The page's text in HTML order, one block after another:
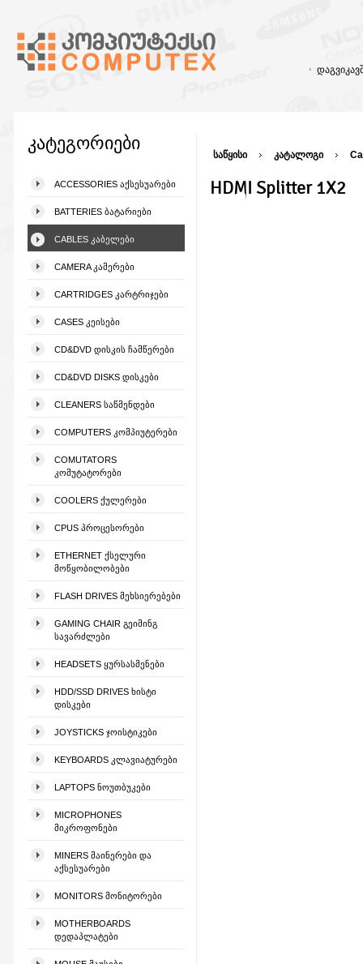
კატეგორიები
ACCESSORIES ᲐᲥᲡᲔᲡᲣᲐᲠᲔᲑᲘ
BATTERIES ᲑᲐᲢᲐᲠᲘᲔᲑᲘ
CABLES ᲙᲐᲑᲔᲚᲔᲑᲘ
CAMERA ᲙᲐᲛᲔᲠᲔᲑᲘ
CARTRIDGES ᲙᲐᲠᲢᲠᲘᲯᲔᲑᲘ
CASES ᲙᲔᲘᲡᲔᲑᲘ
CD&DVD ᲓᲘᲡᲙᲘᲡ ᲩᲐᲛᲬᲔᲠᲔᲑᲘ
CD&DVD DISKS ᲓᲘᲡᲙᲔᲑᲘ
CLEANERS ᲡᲐᲬᲛᲔᲜᲓᲔᲑᲘ
COMPUTERS ᲙᲝᲛᲞᲘᲣᲢᲔᲠᲔᲑᲘ
COMUTATORS
ᲙᲝᲛᲣᲢᲐᲢᲝᲠᲔᲑᲘ
COOLERS ᲥᲣᲚᲔᲠᲔᲑᲘ
CPUS ᲞᲠᲝᲪᲔᲡᲝᲠᲔᲑᲘ
ETHERNET ᲥᲡᲔᲚᲣᲠᲘ
ᲛᲝᲬᲧᲝᲑᲘᲚᲝᲑᲔᲑᲘ
FLASH DRIVES ᲛᲔᲮᲡᲘᲔᲠᲔᲑᲔᲑᲘ
GAMING CHAIR ᲒᲔᲘᲛᲘᲜᲒ
ᲡᲐᲕᲐᲠᲫᲚᲔᲑᲘ
HEADSETS ᲧᲣᲠᲡᲐᲡᲛᲔᲜᲔᲑᲘ
HDD/SSD DRIVES ᲮᲘᲡᲢᲘ
ᲓᲘᲡᲙᲔᲑᲘ
JOYSTICKS ᲯᲝᲘᲡᲢᲘᲙᲔᲑᲘ
KEYBOARDS ᲙᲚᲐᲕᲘᲐᲢᲣᲠᲔᲑᲘ
LAPTOPS ᲜᲝᲣᲗᲑᲣᲙᲔᲑᲘ
MICROPHONES
ᲛᲘᲙᲠᲝᲤᲝᲜᲔᲑᲘ
MINERS ᲛᲐᲘᲜᲔᲠᲔᲑᲘ ᲓᲐ
ᲐᲥᲡᲔᲡᲣᲐᲠᲔᲑᲘ
MONITORS ᲛᲝᲜᲘᲢᲝᲠᲔᲑᲘ
MOTHERBOARDS
ᲓᲔᲓᲐᲞᲚᲐᲢᲔᲑᲘ
საწყისი კატალოგი
HDMI Splitter 1X2